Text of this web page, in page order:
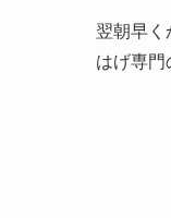
翌朝早く
はげ専門